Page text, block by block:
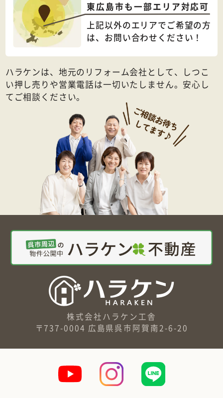
東広島市も一部エリア対応可
上記以外のエリアでご希望の方
は、 お問い合わせください！
ハラケンは、地元のリフォーム会社として、しつこ
い押し売りや営業電話は一切いたしません。安心し
てご相談ください。
株式会社ハラケン工舎
〒737-0004 広島県呉市阿賀南2-6-20